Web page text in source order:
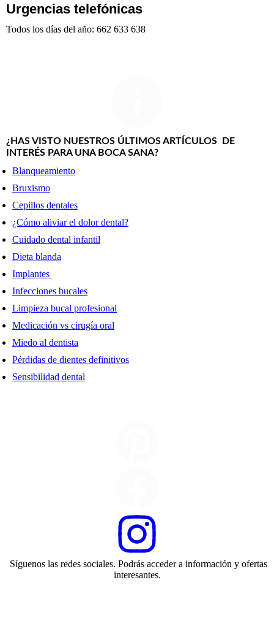
Urgencias telefónicas
Todos los días del año: 662 633 638
¿HAS VISTO NUESTROS ÚLTIMOS ARTÍCULOS DE
INTERÉS PARA UNA BOCA SANA?
Blanqueamiento
Bruxismo
Cepillos dentales
¿Cómo aliviar el dolor dental?
Cuidado dental infantil
Dieta blanda
Implantes
Infecciones bucales
Limpieza bucal profesional
Medicación vs cirugía oral
Miedo al dentista
Pérdidas de dientes definitivos
Sensibilidad dental
Síguenos las redes sociales. Podrás acceder a información y ofertas
interesantes.